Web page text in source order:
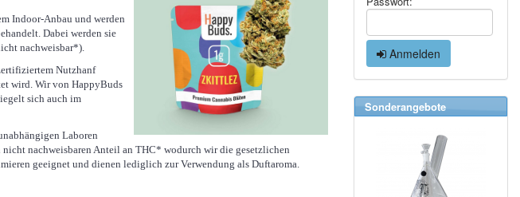
Indoor-Anbau und werden
Dabei werden sie
nachweisbar*).
Nutzhanf
wird. Wir von HappyBuds
sich auch im
Laboren
nachweisbaren Anteil an THC* wodurch wir die gesetzlichen
geeignet und dienen lediglich zur Verwendung als Duftaroma.
Anmelden
Sonderangebote